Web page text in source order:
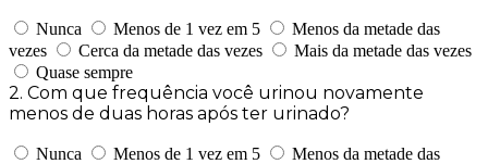
Nunca Menos de 1 vez em 5
Menos da metade das
vezes
Cerca da metade das vezes
Mais da metade das vezes
Quase sempre
2. Com que frequência você urinou novamente
menos de duas horas após ter urinado?
Nunca Menos de 1 vez em 5
Menos da metade das